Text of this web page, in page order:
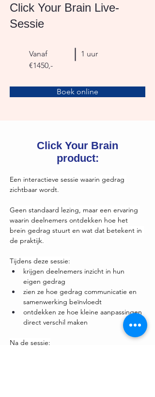
Click Your Brain Live-
Sessie
Vanaf
€1450,-
1 uur
Boek online
Click Your Brain
product:
Een interactieve sessie waarin gedrag
zichtbaar wordt.
Geen standaard lezing, maar een ervaring
waarin deelnemers ontdekken hoe het
brein gedrag stuurt en wat dat betekent in
de praktijk.
Tijdens deze sessie:
krijgen deelnemers inzicht in hun
eigen gedrag
zien ze hoe gedrag communicatie en
samenwerking beïnvloedt
ontdekken ze hoe kleine aanpassingen
direct verschil maken
Na de sessie: